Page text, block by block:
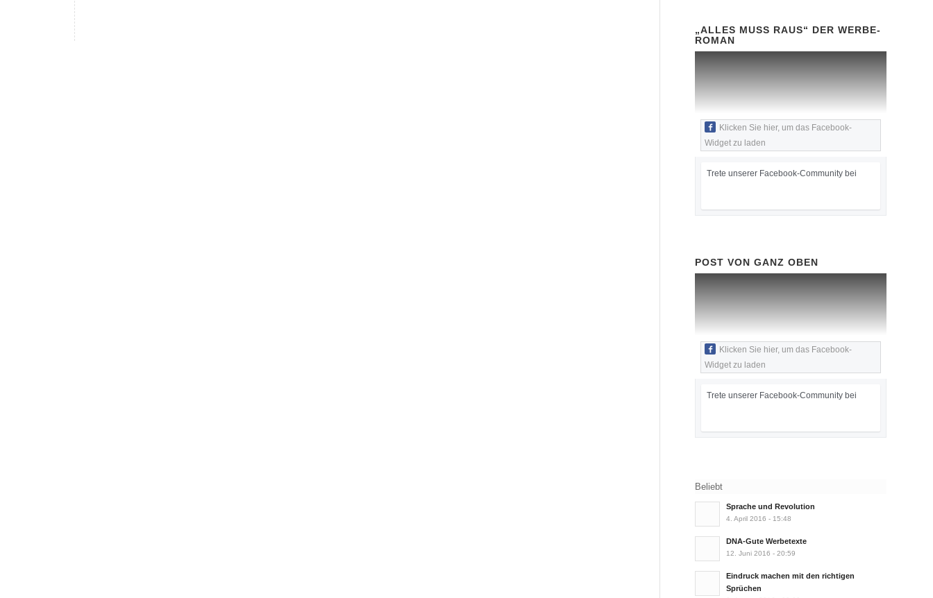
„ALLES MUSS RAUS“ DER WERBE-
ROMAN
Klicken Sie hier, um das Facebook-
Widget zu laden
Trete unserer Facebook-Community bei
POST VON GANZ OBEN
Klicken Sie hier, um das Facebook-
Widget zu laden
Trete unserer Facebook-Community bei
Beliebt
Sprache und Revolution
4. April 2016 - 15:48
DNA-Gute Werbetexte
12. Juni 2016 - 20:59
Eindruck machen mit den richtigen
Sprüchen